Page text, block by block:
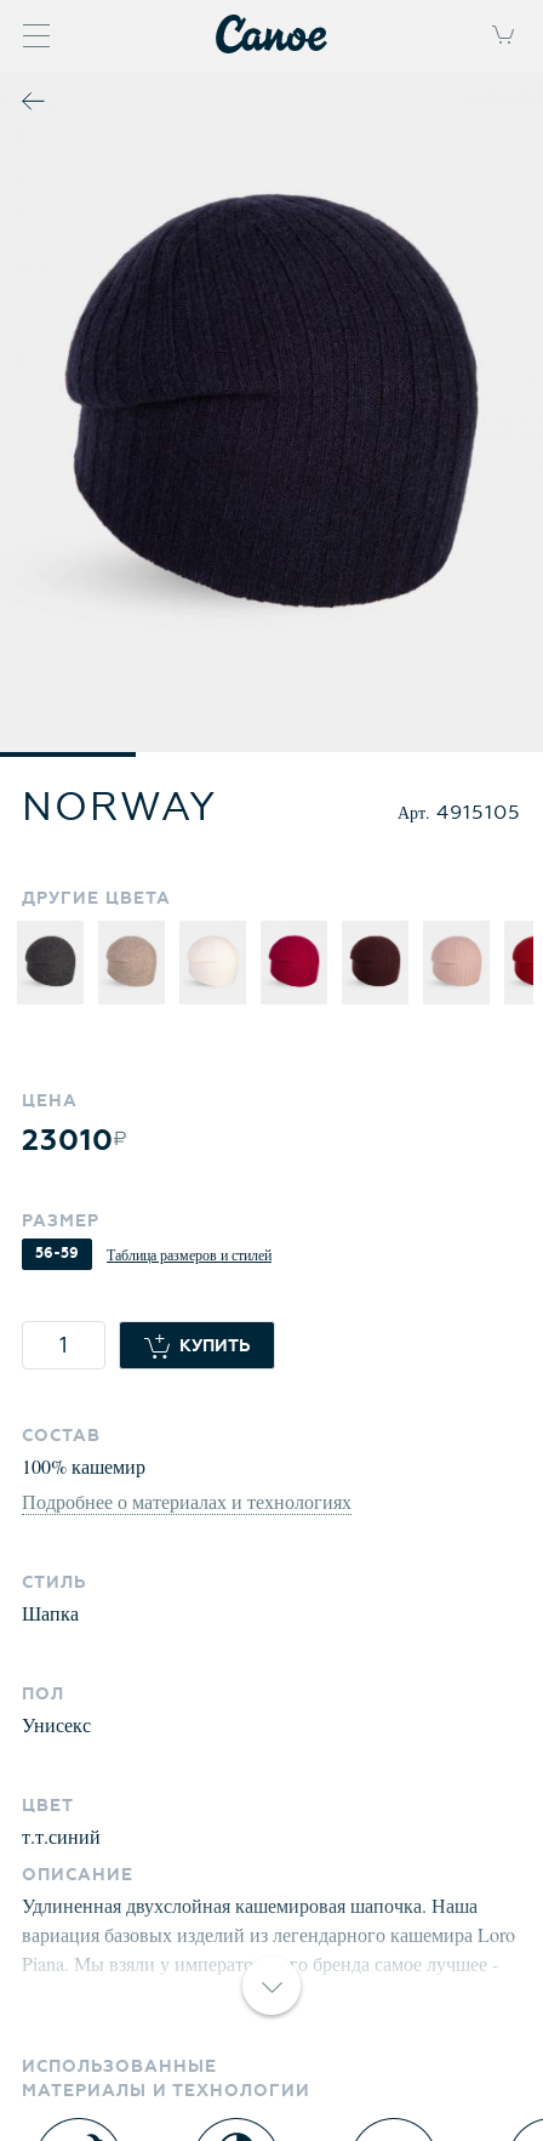
NORWAY Арт. 4915105
ДРУГИЕ ЦВЕТА
ЦЕНА
23010
РАЗМЕР
56-59 Таблица размеров и стилей
КУПИТЬ
СОСТАВ
100%кашемир
Подробнее о материалах и технологиях
СТИЛЬ
Шапка
ПОЛ
Унисекс
ЦВЕТ
т.т.синий
ОПИСАНИЕ
Удлиненная двухслойная кашемировая шапочка. Наша
вариация базовых изделий из легендарного кашемира Loro
Piana. Мы взяли у императорского бренда самое лучшее -
благородный кашемир. Остальное - маниакальный уровень
качества производства, нежной стирки и великолепную
предварительной обработки приобретает лёгкость,
ИСПОЛЬЗОВАННЫЕ
МАТЕРИАЛЫ И ТЕХНОЛОГИИ